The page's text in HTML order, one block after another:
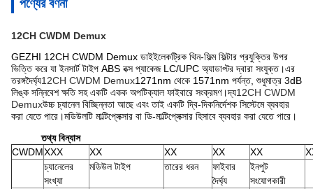
পণ্যের বর্ণনা
12CH CWDM Demux
GEZHI 12CH CWDM Demux ডাইইলেকট্রিক থিন-ফিল্ম ফিল্টার প্রযুক্তির উপর
ভিত্তি করে যা ইনসার্ট টাইপ ABS বক্স প্যাকেজ LC/UPC অ্যাডাপ্টর দ্বারা সংযুক্ত।এর
তরঙ্গদৈর্ঘ্য12CH CWDM Demux1271nm থেকে 1571nm পর্যন্ত, শুধুমাত্র 3dB
লিঙ্ক সন্নিবেশ ক্ষতি সহ একটি একক অপটিক্যাল ফাইবারে সংক্রমণ।দ্য12CH CWDM
Demuxউচ্চ চ্যানেল বিচ্ছিন্নতা আছে এবং তাই একটি দ্বি-দিকনির্দেশক সিস্টেমে ব্যবহার
করা যেতে পারে।মডিউলটি মাল্টিপ্লেক্সার বা ডি-মাল্টিপ্লেক্সার হিসাবে ব্যবহার করা যেতে পারে।
তথ্য বিন্যাস
CWDMXXX XX XX XX XX
চ্যানেলের
সংখ্যা
মডিউল টাইপ তারের ধরন
ফাইবার
দৈর্ঘ্য
ইনপুট
সংযোগকারী